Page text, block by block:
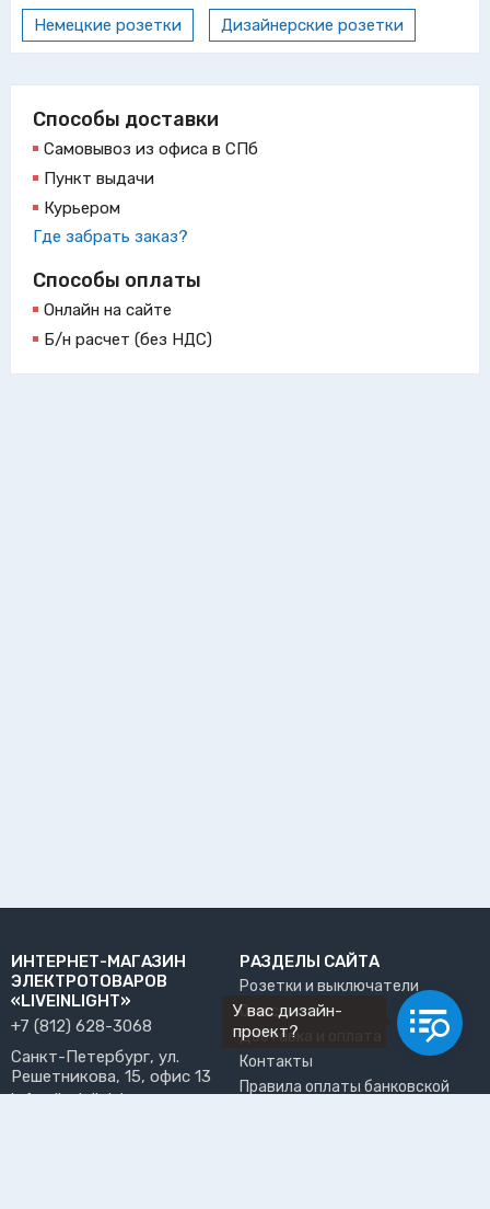
Немецкие розетки Дизайнерские розетки
Способы доставки
Самовывоз из офиса в СПб
Пункт выдачи
Курьером
Где забрать заказ?
Способы оплаты
Онлайн на сайте
Б/н расчет (без НДС)
ИНТЕРНЕТ-МАГАЗИН
ЭЛЕКТРОТОВАРОВ
«LIVEINLIGHT»
+7 (812) 628-3068
Санкт-Петербург, ул.
Решетникова, 15, офис 13
info@liveinlight.ru
РАЗДЕЛЫ САЙТА
Розетки и выключатели
О нас
Доставка и оплата
Контакты
Правила оплаты банковской
У вас дизайн-
проект?